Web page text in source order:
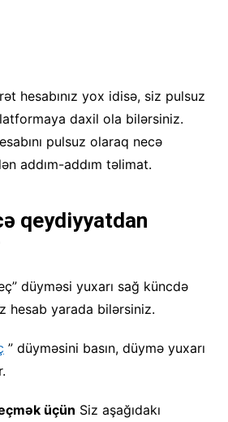
hesabınız yox idisə, siz pulsuz
daxil ola bilərsiniz.
pulsuz olaraq necə
addım-addım təlimat.
qeydiyyatdan
düyməsi yuxarı sağ küncdə
hesab yarada bilərsiniz.
” düyməsini basın, düymə yuxarı
üçün Siz aşağıdakı